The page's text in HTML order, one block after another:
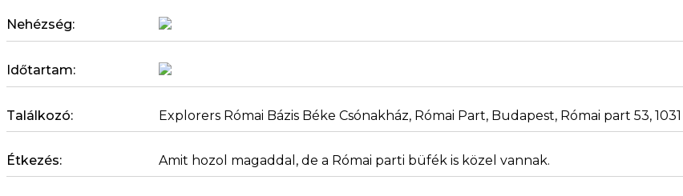
Nehézség:
Időtartam:
Találkozó: Explorers Római Bázis Béke Csónakház, Római Part, Budapest, Római part 53, 1031
Étkezés: Amit hozol magaddal, de a Római parti büfék is közel vannak.